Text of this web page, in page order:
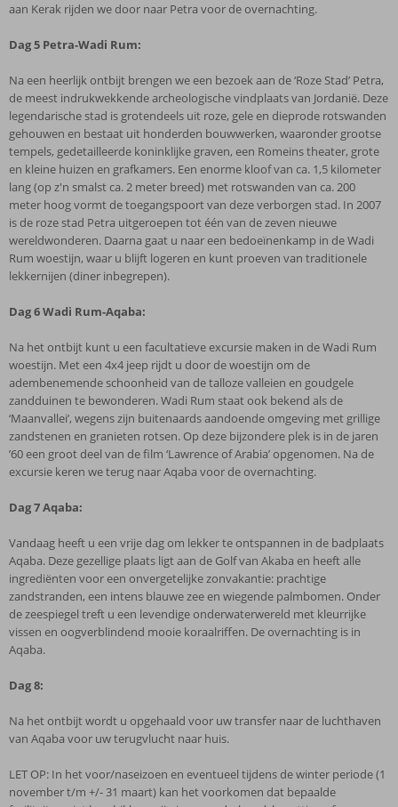
aan Kerak rijden we door naar Petra voor de overnachting.
Dag 5 Petra-Wadi Rum:
Na een heerlijk ontbijt brengen we een bezoek aan de ‘Roze Stad’ Petra,
de meest indrukwekkende archeologische vindplaats van Jordanië. Deze
legendarische stad is grotendeels uit roze, gele en dieprode rotswanden
gehouwen en bestaat uit honderden bouwwerken, waaronder grootse
tempels, gedetailleerde koninklijke graven, een Romeins theater, grote
en kleine huizen en grafkamers. Een enorme kloof van ca. 1,5 kilometer
lang (op z'n smalst ca. 2 meter breed) met rotswanden van ca. 200
meter hoog vormt de toegangspoort van deze verborgen stad. In 2007
is de roze stad Petra uitgeroepen tot één van de zeven nieuwe
wereldwonderen. Daarna gaat u naar een bedoeïnenkamp in de Wadi
Rum woestijn, waar u blijft logeren en kunt proeven van traditionele
lekkernijen (diner inbegrepen).
Dag 6Wadi Rum-Aqaba:
Na het ontbijt kunt u een facultatieve excursie maken in de Wadi Rum
woestijn. Met een 4x4 jeep rijdt u door de woestijn om de
adembenemende schoonheid van de talloze valleien en goudgele
zandduinen te bewonderen. Wadi Rum staat ook bekend als de
‘Maanvallei’, wegens zijn buitenaards aandoende omgeving met grillige
zandstenen en granieten rotsen. Op deze bijzondere plek is in de jaren
’60 een groot deel van de film ‘Lawrence of Arabia’ opgenomen. Na de
excursie keren we terug naar Aqaba voor de overnachting.
Dag 7Aqaba:
Vandaag heeft u een vrije dag om lekker te ontspannen in de badplaats
Aqaba. Deze gezellige plaats ligt aan de Golf van Akaba en heeft alle
ingrediënten voor een onvergetelijke zonvakantie: prachtige
zandstranden, een intens blauwe zee en wiegende palmbomen. Onder
de zeespiegel treft u een levendige onderwaterwereld met kleurrijke
vissen en oogverblindend mooie koraalriffen. De overnachting is in
Aqaba.
Dag 8:
Na het ontbijt wordt u opgehaald voor uw transfer naar de luchthaven
van Aqaba voor uw terugvlucht naar huis.
LET OP: In het voor/naseizoen en eventueel tijdens de winter periode (1
november t/m +/- 31 maart) kan het voorkomen dat bepaalde